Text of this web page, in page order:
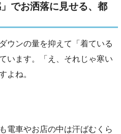
でお洒落に見せる、都
ウンの量を抑えて「着ている
います。「え、それじゃ寒い
よね。
電車やお店の中は汗ばむくら